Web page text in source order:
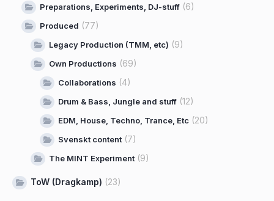
Preparations, Experiments, DJ-stuff (6)
Produced (77)
Legacy Production (TMM, etc) (9)
Own Productions (69)
Collaborations (4)
Drum & Bass, Jungle and stuff (12)
EDM, House, Techno, Trance, Etc (20)
Svenskt content (7)
The MINT Experiment (9)
ToW (Dragkamp) (23)